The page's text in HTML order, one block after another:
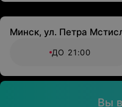
Минск, ул. Петра
ДО 21:00
Вы